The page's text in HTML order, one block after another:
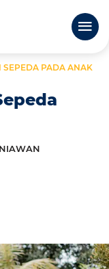
SEPEDA PADA ANAK